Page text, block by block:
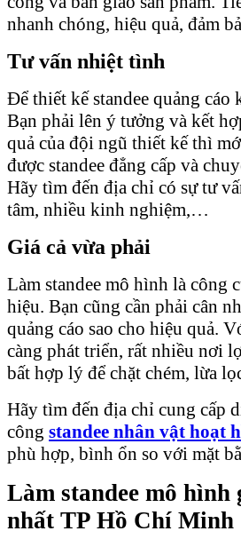
nhanh chóng, hiệu quả, đảm
Tư vấn nhiệt tình
Để thiết kế standee quảng cáo
Bạn phải lên ý tưởng và kết
quả của đội ngũ thiết kế thì
được standee đẳng cấp và
Hãy tìm đến địa chỉ có sự tư
tâm, nhiều kinh nghiệm,…
Giá cả vừa phải
Làm standee mô hình là công
hiệu. Bạn cũng cần phải cân
quảng cáo sao cho hiệu quả.
càng phát triển, rất nhiều nơi
bất hợp lý để chặt chém, lừa
Hãy tìm đến địa chỉ cung cấp
công standee nhân vật hoạt
phù hợp, bình ổn so với mặt
Làm standee mô hình
nhất TP Hồ Chí Minh